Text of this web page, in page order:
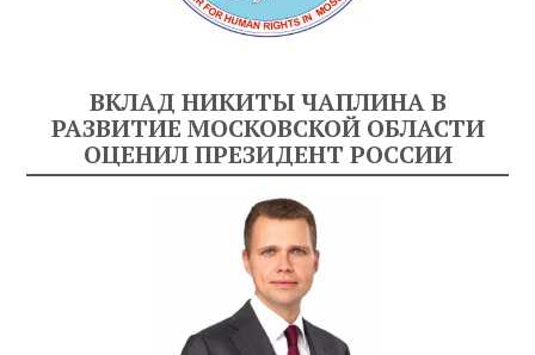
ВКЛАД НИКИТЫ ЧАПЛИНА В
РАЗВИТИЕ МОСКОВСКОЙ ОБЛАСТИ
ОЦЕНИЛ ПРЕЗИДЕНТ РОССИИ